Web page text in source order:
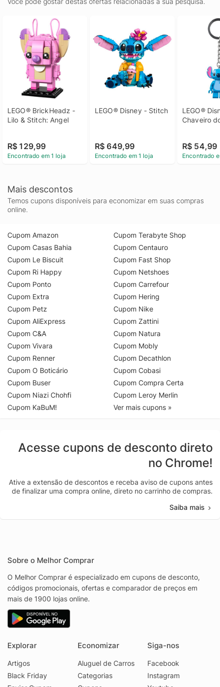
LEGO® BrickHeadz -
Lilo & Stitch: Angel
R$ 129,99
Encontrado em 1 loja
LEGO® Disney - Stitch
R$ 649,99
Encontrado em 1 loja
LEGO®
Chaveiro
R$ 54,99
Encontrado
Mais descontos
Temos cupons disponíveis para economizar em suas compras
online.
Cupom Amazon
Cupom Casas Bahia
Cupom Le Biscuit
Cupom Ri Happy
Cupom Ponto
Cupom Extra
Cupom Petz
Cupom AliExpress
Cupom C&A
Cupom Vivara
Cupom Renner
Cupom O Boticário
Cupom Buser
Cupom Niazi Chohfi
Cupom KaBuM!
Cupom Terabyte Shop
Cupom Centauro
Cupom Fast Shop
Cupom Netshoes
Cupom Carrefour
Cupom Hering
Cupom Nike
Cupom Zattini
Cupom Natura
Cupom Mobly
Cupom Decathlon
Cupom Cobasi
Cupom Compra Certa
Cupom Leroy Merlin
Ver mais cupons »
Acesse cupons de desconto direto
no Chrome!
Ative a extensão de descontos e receba aviso de cupons antes
de finalizar uma compra online, direto no carrinho de compras.
Saiba mais
Sobre o Melhor Comprar
O Melhor Comprar é especializado em cupons de desconto,
códigos promocionais, ofertas e comparador de preços em
mais de 1900 lojas online.
Explorar
Artigos
Black Friday
Economizar
Aluguel de Carros
Categorias
Siga-nos
Facebook
Instagram